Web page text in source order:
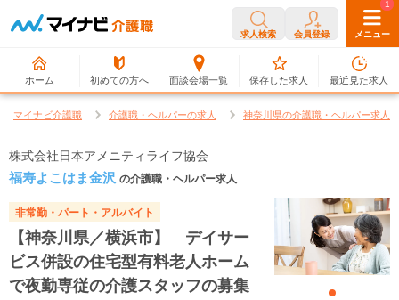
求人検索 会員登録 メニュー
ホーム 初めての方へ 面談会場一覧
0
保存した求人
1
最近見た求人
マイナビ介護職 介護職・ヘルパーの求人 神奈川県の介護職・ヘルパー求人
株式会社日本アメニティライフ協会
福寿よこはま金沢 の介護職・ヘルパー求人
非常勤・パート・アルバイト
【神奈川県／横浜市】 デイサー
ビス併設の住宅型有料老人ホーム
で夜勤専従の介護スタッフの募集